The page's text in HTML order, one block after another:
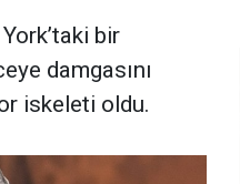
bir
damgasını
iskeleti oldu.